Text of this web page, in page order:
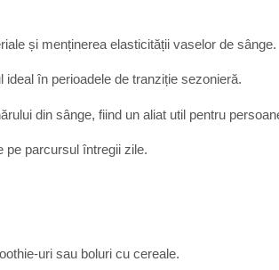
și menținerea elasticității vaselor de sânge.
în perioadele de tranziție sezonieră.
din sânge, fiind un aliat util pentru
pe parcursul întregii zile.
uri sau boluri cu cereale.